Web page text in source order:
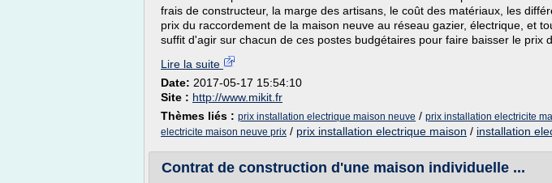
frais de constructeur, la marge des artisans, le coût des matériaux, les
prix du raccordement de la maison neuve au réseau gazier, électrique, et
suffit d'agir sur chacun de ces postes budgétaires pour faire baisser le prix
Lire la suite
Date: 2017-05-17 15:54:10
Site : http://www.mikit.fr
Thèmes liés : prix installation electrique maison neuve / prix installation electricite
electricite maison neuve prix / prix installation electrique maison / installation
Contrat de construction d'une maison individuelle ...